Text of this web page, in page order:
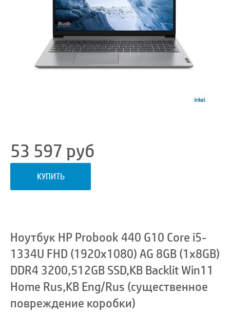
53 597 руб
КУПИТЬ
Ноутбук HP Probook 440 G10 Core i5-
1334U FHD (1920x1080) AG 8GB (1x8GB)
DDR4 3200,512GB SSD,KB Backlit Win11
Home Rus,KB Eng/Rus (существенное
повреждение коробки)